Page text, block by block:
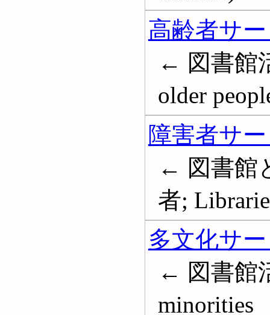
高齢者サ
← 図書館
older
障害者サ
← 図書館
者;
多文化サ
← 図書館
minorities